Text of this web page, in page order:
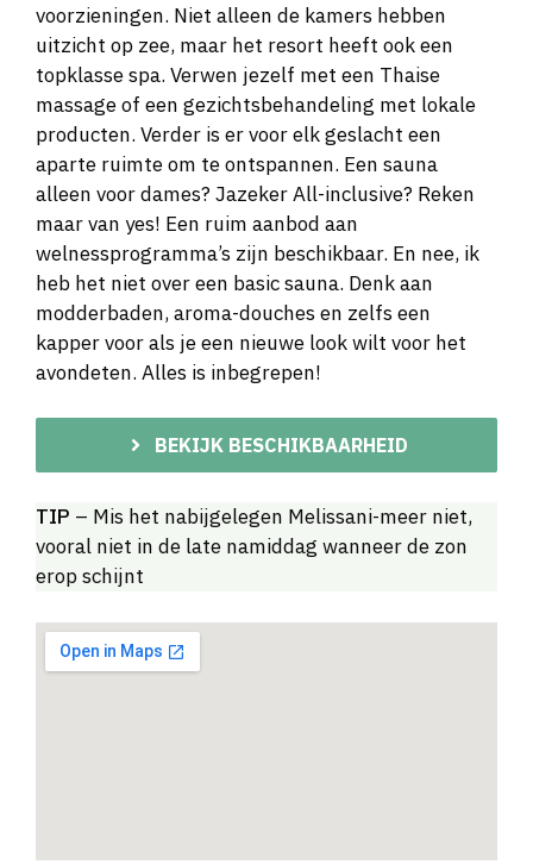
voorzieningen. Niet alleen de kamers hebben
uitzicht op zee, maar het resort heeft ook een
topklasse spa. Verwen jezelf met een Thaise
massage of een gezichtsbehandeling met lokale
producten. Verder is er voor elk geslacht een
aparte ruimte om te ontspannen. Een sauna
alleen voor dames? Jazeker All-inclusive? Reken
maar van yes! Een ruim aanbod aan
welnessprogramma’s zijn beschikbaar. En nee, ik
heb het niet over een basic sauna. Denk aan
modderbaden, aroma-douches en zelfs een
kapper voor als je een nieuwe look wilt voor het
avondeten. Alles is inbegrepen!
BEKIJK BESCHIKBAARHEID
TIP – Mis het nabijgelegen Melissani-meer niet,
vooral niet in de late namiddag wanneer de zon
erop schijnt